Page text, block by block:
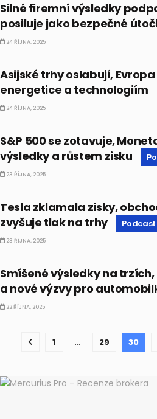
Silné firemní výsledky
posiluje jako bezpečné
24 ŘÍJNA, 2025
Asijské trhy oslabují,
energetice a technologiím
24 ŘÍJNA, 2025
S&P 500 se zotavuje,
výsledky a růstem zisku
23 ŘÍJNA, 2025
Tesla zklamala zisky,
zvyšuje tlak na trhy
Podcast
23 ŘÍJNA, 2025
Smíšené výsledky na
a nové výzvy pro
22 ŘÍJNA, 2025
1 … 29 30